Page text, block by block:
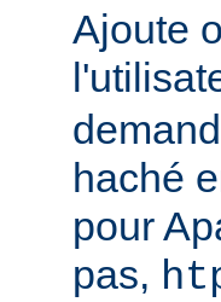
Ajoute
haché
pour
pas,